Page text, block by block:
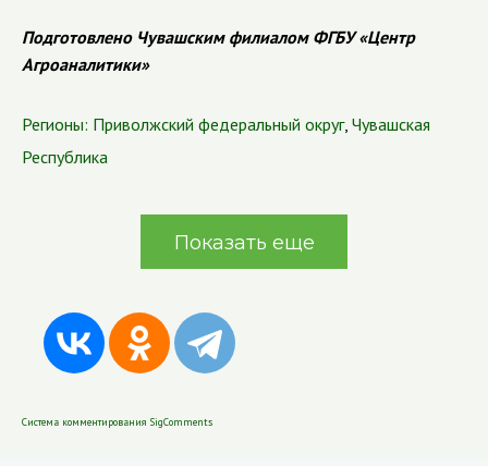
Подготовлено Чувашским филиалом ФГБУ «Центр
Агроаналитики»
Регионы: Приволжский федеральный округ, Чувашская
Республика
Показать еще
Система комментирования SigComments